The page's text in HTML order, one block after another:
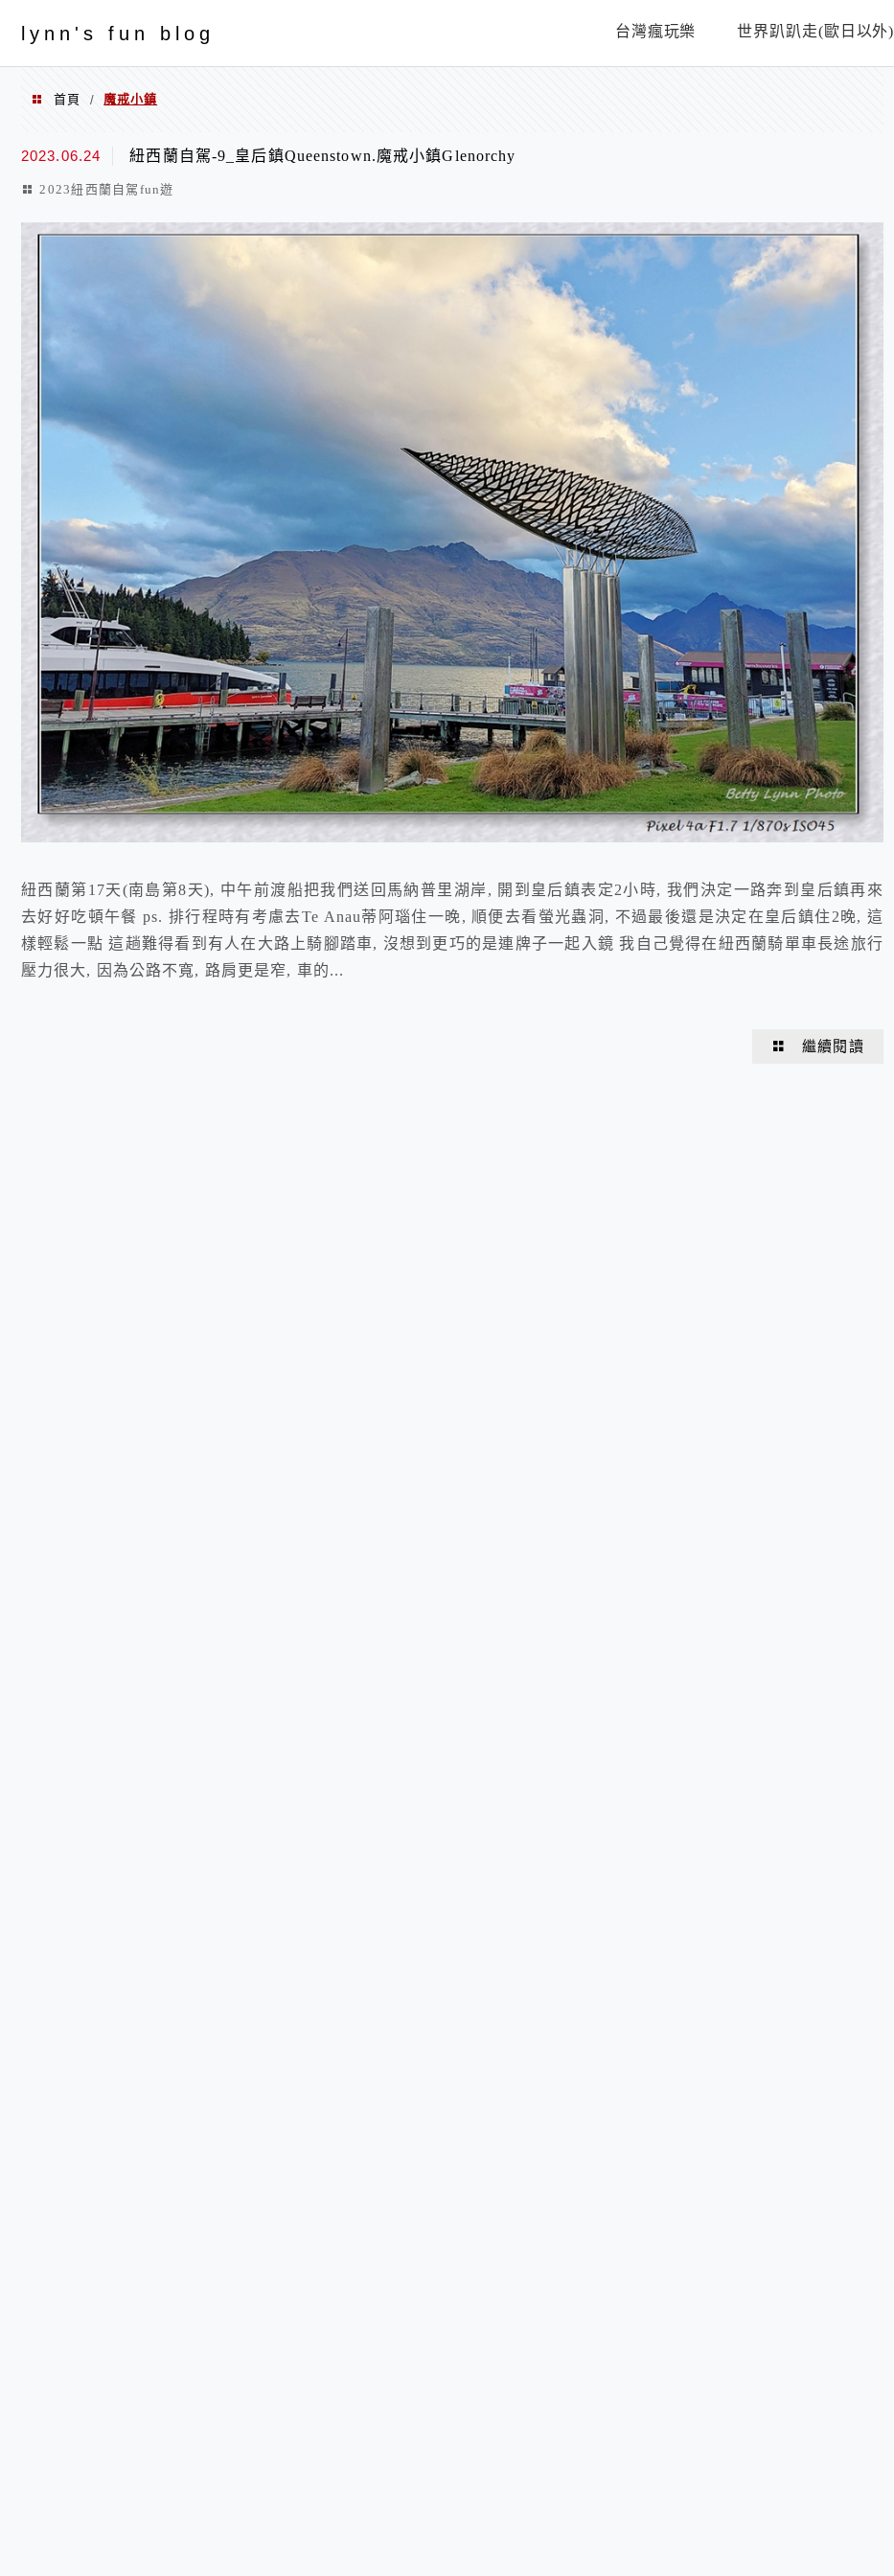
ly nn's fun blog 台灣瘋玩樂 世界趴趴走(歐日以外)
首頁 / 魔戒小鎮
魔戒小鎮
2023.06.24 紐西蘭自駕-9_皇后鎮Queenstown.魔戒小鎮Glenorchy
2023紐西蘭自駕fun遊
紐西蘭第17天(南島第8天), 中午前渡船把我們送回馬納普里湖岸, 開到皇后鎮表定2小時, 我們決定一路奔到皇后鎮再來
去好好吃頓午餐 ps. 排行程時有考慮去Te Anau蒂阿瑙住一晚, 順便去看螢光蟲洞, 不過最後還是決定在皇后鎮住2晚, 這
樣輕鬆一點 這趟難得看到有人在大路上騎腳踏車, 沒想到更巧的是連牌子一起入鏡 我自己覺得在紐西蘭騎單車長途旅行
壓力很大, 因為公路不寬, 路肩更是窄, 車的...
繼續閱讀